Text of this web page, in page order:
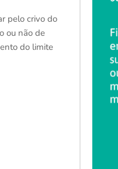
pelo crivo do
ou não de
do limite